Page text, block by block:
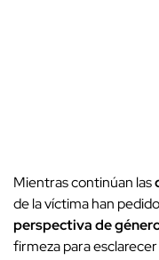
Mientras continúan las
de la víctima han
perspectiva de
firmeza para